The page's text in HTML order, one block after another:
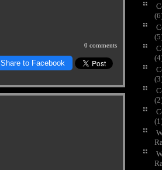
0 comments
Share to Facebook